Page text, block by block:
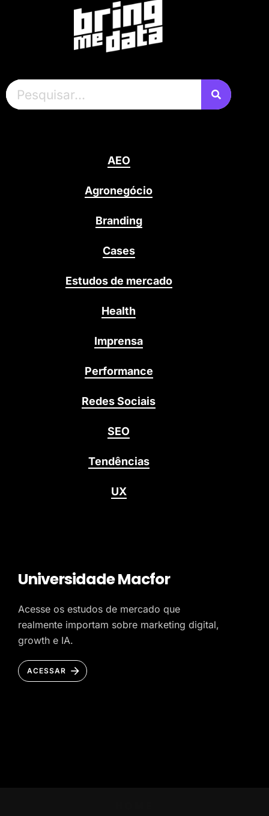
AEO
Agronegócio
Branding
Cases
Estudos de mercado
Health
Imprensa
Performance
Redes Sociais
SEO
Tendências
UX
Universidade Macfor
Acesse os estudos de mercado que
realmente importam sobre marketing digital,
growth e IA.
ACESSAR